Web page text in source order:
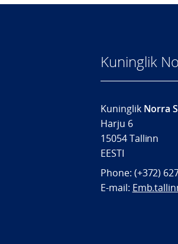
Kuninglik
KuninglikNorra
Harju 6
15054 Tallinn
EESTI
Phone: (+372)
E-mail: